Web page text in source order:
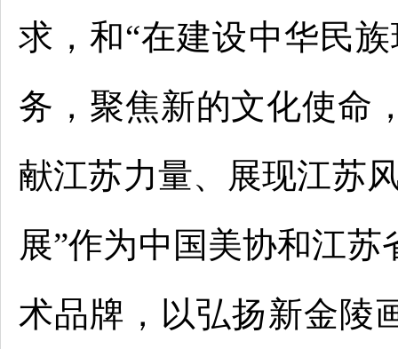
求，和“在建设中华民
务，聚焦新的文化使命
献江苏力量、展现江苏
展”作为中国美协和江
术品牌，以弘扬新金陵